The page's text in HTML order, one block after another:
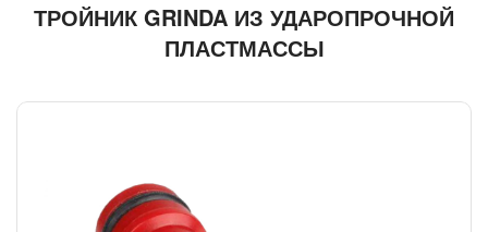
ТРОЙНИК GRINDA ИЗ УДАРОПРОЧНОЙ
ПЛАСТМАССЫ